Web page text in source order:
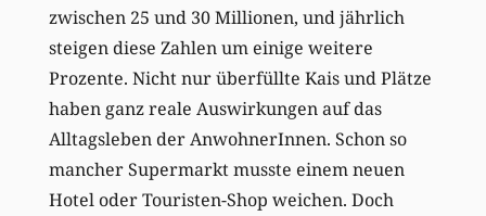
zwischen 25 und 30 Millionen, und jährlich
steigen diese Zahlen um einige weitere
Prozente. Nicht nur überfüllte Kais und Plätze
haben ganz reale Auswirkungen auf das
Alltagsleben der AnwohnerInnen. Schon so
mancher Supermarkt musste einem neuen
Hotel oder Touristen-Shop weichen. Doch